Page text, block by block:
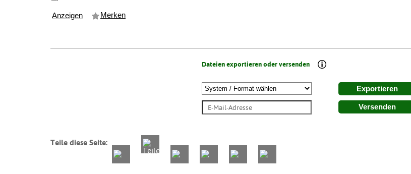
Anzeigen Merken
Dateien exportieren oder versenden
Exportieren
Versenden
Teile diese Seite: